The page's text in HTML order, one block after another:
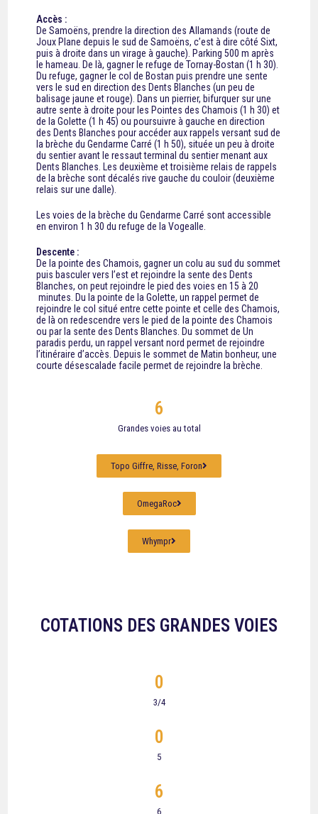
Accès :
De Samoëns, prendre la direction des Allamands (route de
Joux Plane depuis le sud de Samoëns, c’est à dire côté Sixt,
puis à droite dans un virage à gauche). Parking 500 m après
le hameau. De là, gagner le refuge de Tornay-Bostan (1 h 30).
Du refuge, gagner le col de Bostan puis prendre une sente
vers le sud en direction des Dents Blanches (un peu de
balisage jaune et rouge). Dans un pierrier, bifurquer sur une
autre sente à droite pour les Pointes des Chamois (1 h 30) et
de la Golette (1 h 45) ou poursuivre à gauche en direction
des Dents Blanches pour accéder aux rappels versant sud de
la brèche du Gendarme Carré (1 h 50), située un peu à droite
du sentier avant le ressaut terminal du sentier menant aux
Dents Blanches. Les deuxième et troisième relais de rappels
de la brèche sont décalés rive gauche du couloir (deuxième
relais sur une dalle).
Les voies de la brèche du Gendarme Carré sont accessible
en environ 1 h 30 du refuge de la Vogealle.
Descente :
De la pointe des Chamois, gagner un colu au sud du sommet
puis basculer vers l’est et rejoindre la sente des Dents
Blanches, on peut rejoindre le pied des voies en 15 à 20
minutes. Du la pointe de la Golette, un rappel permet de
rejoindre le col situé entre cette pointe et celle des Chamois,
de là on redescendre vers le pied de la pointe des Chamois
ou par la sente des Dents Blanches. Du sommet de Un
paradis perdu, un rappel versant nord permet de rejoindre
l’itinéraire d’accès. Depuis le sommet de Matin bonheur, une
courte désescalade facile permet de rejoindre la brèche.
Grandes voies au total
6
Topo Giffre, Risse, Foron
OmegaRoc
Whympr
COTATIONS DES GRANDES VOIES
3/4
0
5
0
6
6